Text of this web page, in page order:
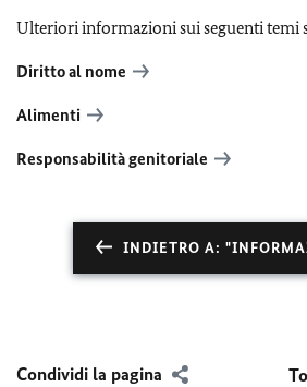
Ulteriori informazioni sui seguenti temi
Diritto al nome
Alimenti
Responsabilità genitoriale
INDIETRO A:
Condividi la pagina